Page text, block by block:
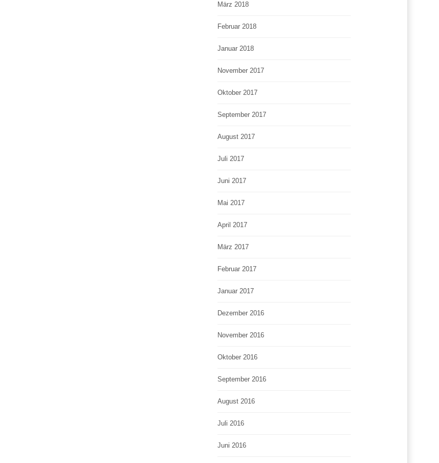
März 2018
Februar 2018
Januar 2018
November 2017
Oktober 2017
September 2017
August 2017
Juli 2017
Juni 2017
Mai 2017
April 2017
März 2017
Februar 2017
Januar 2017
Dezember 2016
November 2016
Oktober 2016
September 2016
August 2016
Juli 2016
Juni 2016